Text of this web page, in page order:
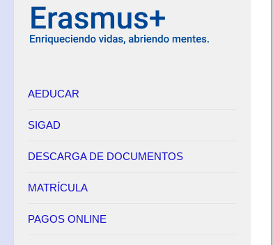
AEDUCAR
SIGAD
DESCARGA DE DOCUMENTOS
MATRÍCULA
PAGOS ONLINE